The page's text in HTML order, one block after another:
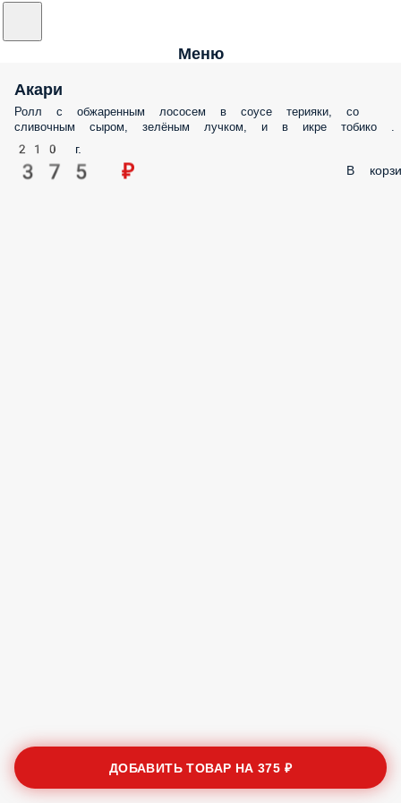
Меню
Акари
Ролл с обжаренным лососем в соусе терияки, со
сливочным сыром, зелёным лучком, и в икре тобико .
210 г.
375 ₽ В
ДОБАВИТЬ ТОВАР НА375 ₽